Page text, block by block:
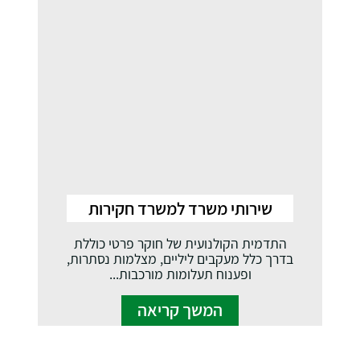
שירותי משרד למשרד חקירות
התדמית הקולנועית של חוקר פרטי כוללת
בדרך כלל מעקבים ליליים, מצלמות נסתרות,
ופענוח תעלומות מורכבות...
המשך קריאה